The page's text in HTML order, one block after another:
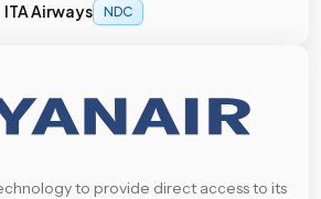
ITA Airways NDC
to provide direct access to its